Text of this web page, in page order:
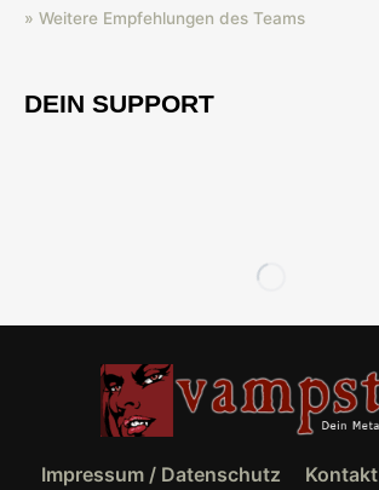
» Weitere Empfehlungen des Teams
DEIN SUPPORT
Impressum / Datenschutz Kontakt